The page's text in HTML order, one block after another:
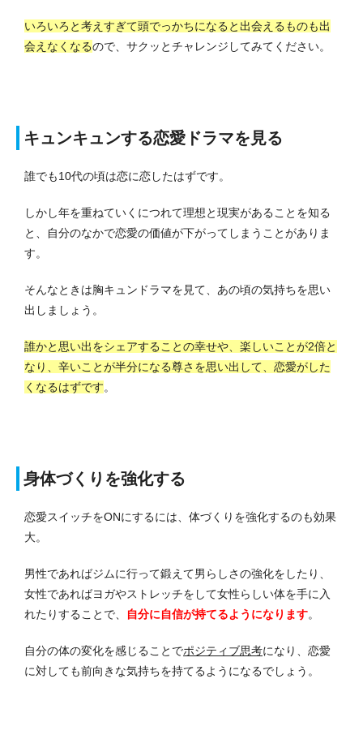
いろいろと考えすぎて頭でっかちになると出会えるものも出
会えなくなるので、サクッとチャレンジしてみてください。
キュンキュンする恋愛ドラマを見る
誰でも10代の頃は恋に恋したはずです。
しかし年を重ねていくにつれて理想と現実があることを知る
と、自分のなかで恋愛の価値が下がってしまうことがありま
す。
そんなときは胸キュンドラマを見て、あの頃の気持ちを思い
出しましょう。
誰かと思い出をシェアすることの幸せや、楽しいことが2倍と
なり、辛いことが半分になる尊さを思い出して、恋愛がした
くなるはずです。
身体づくりを強化する
恋愛スイッチをONにするには、体づくりを強化するのも効果
大。
男性であればジムに行って鍛えて男らしさの強化をしたり、
女性であればヨガやストレッチをして女性らしい体を手に入
れたりすることで、
自分に自信が持てるようになります。
自分の体の変化を感じることでポジティブ思考になり、恋愛
に対しても前向きな気持ちを持てるようになるでしょう。